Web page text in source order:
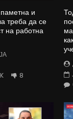
и
треба да се
на работна
8